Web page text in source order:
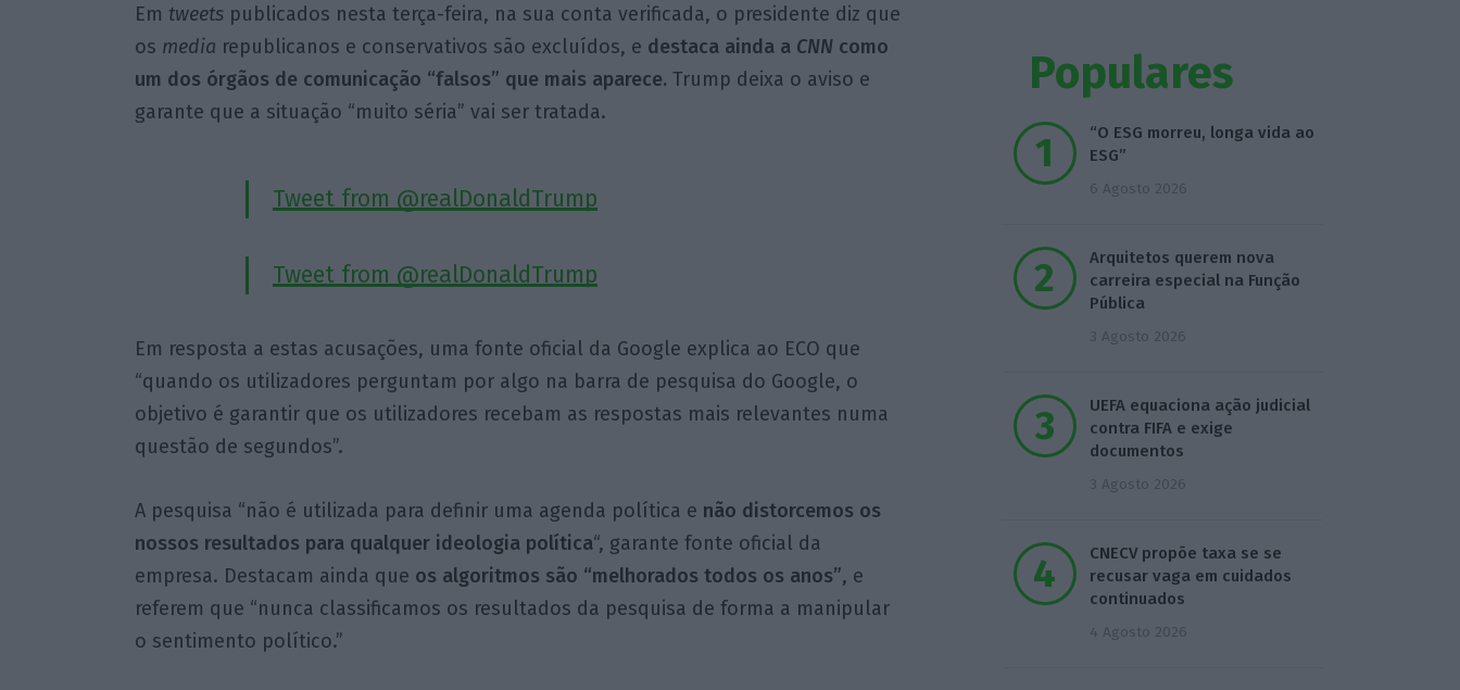
Em tweets publicados nesta terça-feira, na sua conta verificada, o presidente diz que
os media republicanos e conservativos são excluídos, e destaca ainda a CNNcomo
um dos órgãos de comunicação “falsos” que mais aparece. Trump deixa o aviso e
garante que a situação “muito séria” vai ser tratada.
Tweet from @realDonaldTrump
Tweet from @realDonaldTrump
Em resposta a estas acusações, uma fonte oficial da Google explica ao ECO que
“quando os utilizadores perguntam por algo na barra de pesquisa do Google, o
objetivo é garantir que os utilizadores recebam as respostas mais relevantes numa
questão de segundos”.
A pesquisa “não é utilizada para definir uma agenda política e não distorcemos os
nossos resultados para qualquer ideologia política“, garante fonte oficial da
empresa. Destacam ainda que os algoritmos são “melhorados todos os anos”, e
referem que “nunca classificamos os resultados da pesquisa de forma a manipular
o sentimento político.”
Populares
“O ESG morreu, longa vida ao
ESG”
6 Agosto 2026
Arquitetos querem nova
carreira especial na Função
Pública
3 Agosto 2026
UEFA equaciona ação judicial
contra FIFA e exige
documentos
3 Agosto 2026
CNECV propõe taxa se se
recusar vaga em cuidados
continuados
4 Agosto 2026